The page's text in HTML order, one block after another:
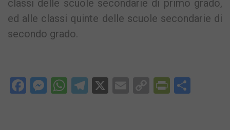
classi delle scuole secondarie di primo grado,
ed alle classi quinte delle scuole secondarie di
secondo grado.
Facebook
Messenger
WhatsApp
Telegram
X EmailCopy